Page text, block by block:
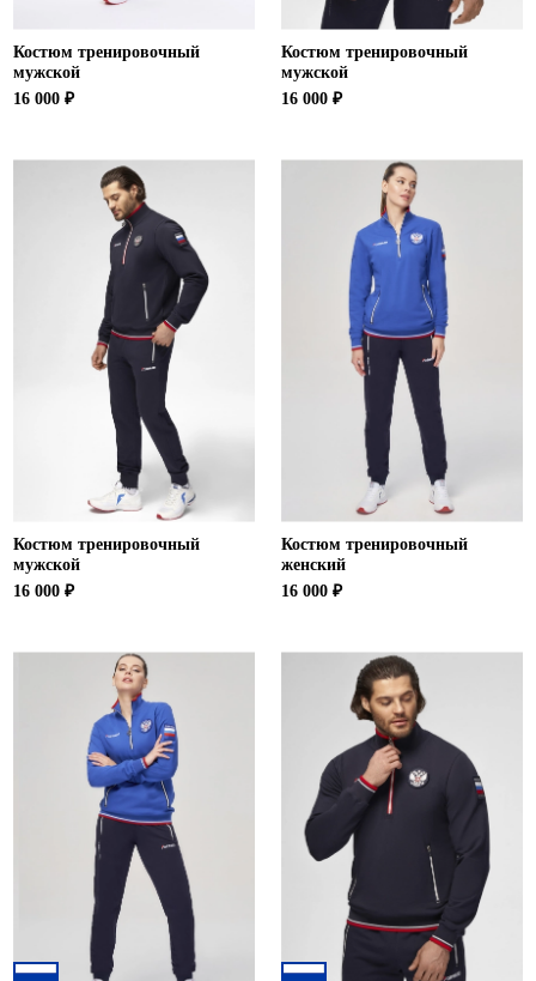
Костюм тренировочный
мужской
16 000 ₽
Костюм тренировочный
мужской
16 000 ₽
Костюм тренировочный
мужской
16 000 ₽
Костюм тренировочный
женский
16 000 ₽